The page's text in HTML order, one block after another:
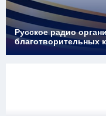
Русское радио
благотворительных